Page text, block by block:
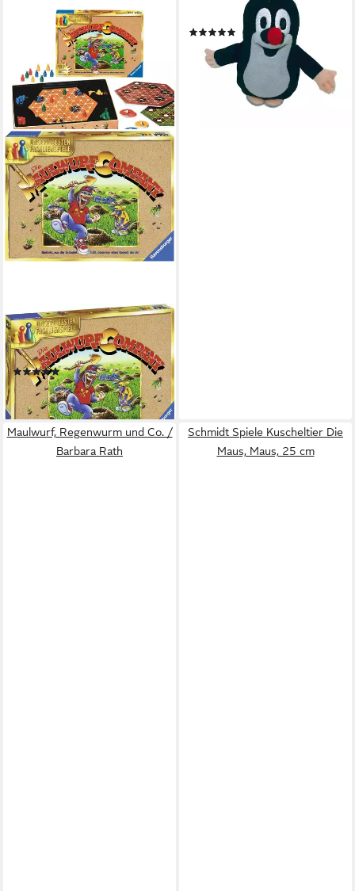
RAVENSBURGER
Spiel Die Maulwurf Company,
Made in Europe
(21)
ab 34,56 €
lieferbar - in 2-3 Werktagen bei dir
Maulwurf 12 cm
(1)
16,95 €
lieferbar - in 2-3 Werktagen bei dir
Maulwurf, Regenwurm und Co. /
Barbara Rath
Schmidt Spiele Kuscheltier Die
Maus, Maus, 25 cm